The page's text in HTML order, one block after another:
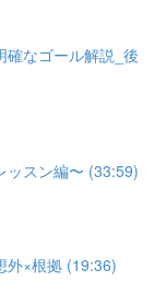
確なゴール解説_後
ッスン編〜 (33:59)
外×根拠 (19:36)